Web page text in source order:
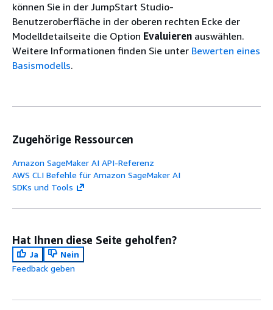
können Sie in der JumpStart Studio-
Benutzeroberfläche in der oberen rechten Ecke der
Modelldetailseite die Option Evaluieren auswählen.
Weitere Informationen finden Sie unter Bewerten eines
Basismodells.
Zugehörige Ressourcen
Amazon SageMaker AI API-Referenz
AWS CLI Befehle für Amazon SageMaker AI
SDKs und Tools
Hat Ihnen diese Seite geholfen?
Ja
Nein
Feedback geben